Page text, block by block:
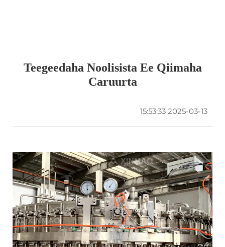
Teegeedaha Noolisista Ee Qiimaha
Caruurta
2025-03-13 15:53:33